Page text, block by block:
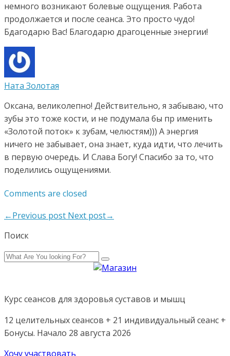
немного возникают болевые ощущения. Работа
продолжается и после сеанса. Это просто чудо!
Бдагодарю Вас! Благодарю драгоценные энергии!
Ната Золотая
Оксана, великолепно! Действительно, я забываю, что
зубы это тоже кости, и не подумала бы пр именить
«Золотой поток» к зубам, челюстям))) А энергия
ничего не забывает, она знает, куда идти, что лечить
в первую очередь. И Слава Богу! Спасибо за то, что
поделились ощущениями.
Comments are closed
←Previous post Next post→
Поиск
Курс сеансов для здоровья суставов и мышц
12 целительных сеансов + 21 индивидуальный сеанс +
Бонусы. Начало 28 августа 2026
Хочу участвовать